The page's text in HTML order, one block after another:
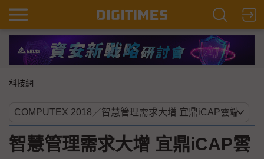
科技網
智慧管理需求大增 宜鼎iCAP雲